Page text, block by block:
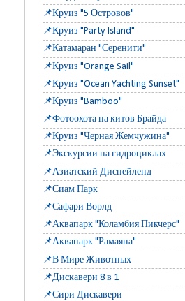
📌Круиз "5 Островов"
📌Круиз "Party Island"
📌Катамаран "Серенити"
📌Круиз "Orange Sail"
📌Круиз "Ocean Yachting Sunset"
📌Круиз "Bamboo"
📌Фотоохота на китов Брайда
📌Круиз "Черная Жемчужина"
📌Экскурсии на гидроциклах
📌Азиатский Диснейленд
📌Сиам Парк
📌Сафари Ворлд
📌Аквапарк "Коламбия Пикчерс"
📌Аквапарк "Рамаяна"
📌В Мире Животных
📌Дискавери 8 в 1
📌Сири Дискавери